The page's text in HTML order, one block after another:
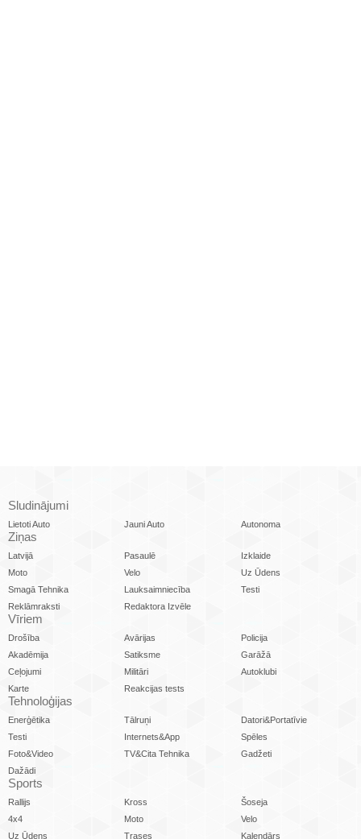
Sludinājumi
Lietoti Auto Jauni Auto Autonoma
Ziņas
Latvijā Pasaulē
Izklaide
Moto
Velo
Uz Ūdens
Smagā Tehnika
Lauksaimniecība
Testi
Reklāmraksti
Redaktora Izvēle
Vīriem
Drošība Avārijas
Policija
Akadēmija
Satiksme
Garāžā
Ceļojumi
Militāri
Autoklubi
Karte
Reakcijas tests
Tehnoloģijas
Enerģētika Tālruņi
Datori&Portatīvie
Testi
Internets&App
Spēles
Foto&Video
TV&Cita Tehnika
Gadžeti
Dažādi
Sports
Rallijs Kross
Šoseja
4x4
Moto
Velo
Uz Ūdens
Trases Kalendārs